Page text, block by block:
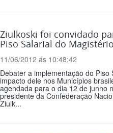
Ziulkoski foi convidado
Piso Salarial do Magistério
11/06/2012 ás 10:48:42
Debater a implementação do
impacto dele nos Municípios
agendada para o dia 12 de junho
presidente da Confederação
Ziulk...